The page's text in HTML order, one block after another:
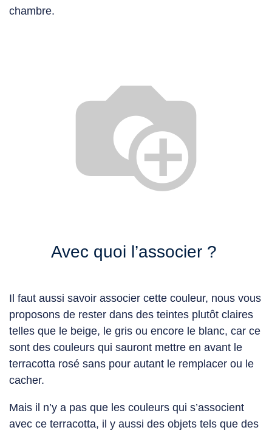
chambre.
Avec quoi l’associer ?
Il faut aussi savoir associer cette couleur, nous vous
proposons de rester dans des teintes plutôt claires
telles que le beige, le gris ou encore le blanc, car ce
sont des couleurs qui sauront mettre en avant le
terracotta rosé sans pour autant le remplacer ou le
cacher.
Mais il n’y a pas que les couleurs qui s’associent
avec ce terracotta, il y aussi des objets tels que des